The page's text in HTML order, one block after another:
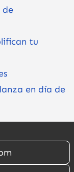
de
tu
en día de